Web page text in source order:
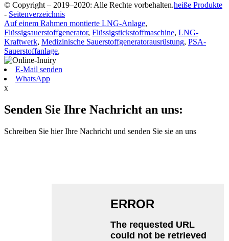
© Copyright – 2019–2020: Alle Rechte vorbehalten.heiße Produkte
- Seitenverzeichnis
Auf einem Rahmen montierte LNG-Anlage,
Flüssigsauerstoffgenerator, Flüssigstickstoffmaschine, LNG-
Kraftwerk, Medizinische Sauerstoffgeneratorausrüstung, PSA-
Sauerstoffanlage,
E-Mail senden
WhatsApp
x
Senden Sie Ihre Nachricht an uns:
Schreiben Sie hier Ihre Nachricht und senden Sie sie an uns